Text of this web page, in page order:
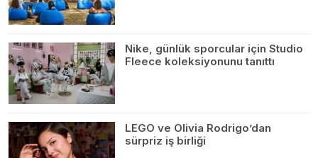
Nike, günlük sporcular için Studio
Fleece koleksiyonunu tanıttı
LEGO ve Olivia Rodrigo’dan
sürpriz iş birliği